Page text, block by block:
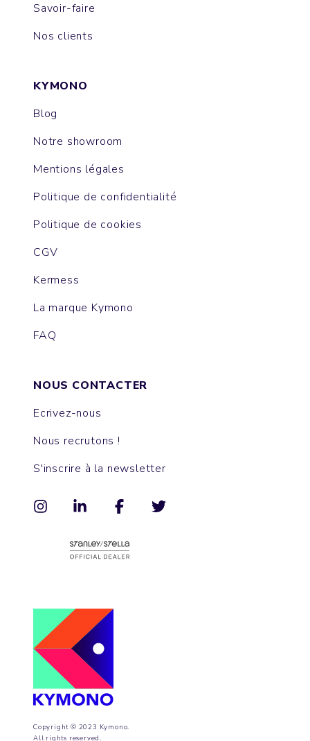
Copyright © 2023 Kymono.
All rights reserved.
Savoir-faire
Nos clients
KYMONO
Blog
Notre showroom
Mentions légales
Politique de confidentialité
Politique de cookies
CGV
Kermess
La marque Kymono
FAQ
NOUS CONTACTER
Ecrivez-nous
Nous recrutons !
S'inscrire à la newsletter